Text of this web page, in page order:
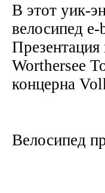
В этот уик-
велосипед
Презентация
Worthersee
концерна
Велосипед